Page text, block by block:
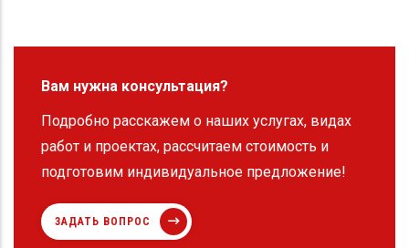
Вам нужна консультация?
Подробно расскажем о наших услугах, видах
работ и проектах, рассчитаем стоимость и
подготовим индивидуальное предложение!
ЗАДАТЬ ВОПРОС